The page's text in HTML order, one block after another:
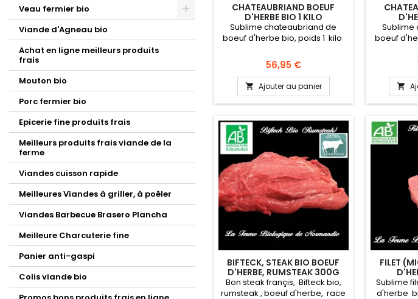
Veau fermier bio
Viande d'Agneau bio
Achat en ligne meilleurs produits
frais
Mouton bio
Porc fermier bio
Epicerie fine produits frais
Meilleurs produits frais viande de la
ferme
Viandes cuisson rapide
Meilleures Viandes à griller, à poêler
Viandes Barbecue Brasero Plancha
Meilleure Charcuterie fine
Panier anti-gaspi
Colis viande bio
CHATEAUBRIAND BOEUF
D'HERBE BIO 1 KILO
Sublime chateaubriand de
boeuf d'herbe bio, poids 1 kilo
direct du producteur la ferme
biologique de Normandie
Viande origine France, région
Normandie Race LIMOUSINE,
race à viande reconnue pour
jours à compter du jour
d'emballage Viande fraiche
pouvant être congelée.
Conditionnement:...
Prix
56,95 €
 Ajouter au panier
Sublime
boeuf
Pièce, en
la
France,
compter
Viande

BIFTECK, STEAK BIO BOEUF
D'HERBE, RUMSTEAK 300G
DÉCOUPE FINE
Bon steak françis, Bifteck bio,
rumsteak , boeuf d'herbe, race
FILET
Sublime
d'herbe